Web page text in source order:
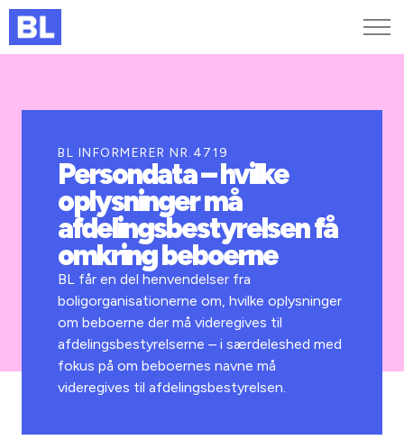
Kurser og arrangementer
Jobportalen
BL INFORMERER NR.4719
Persondata – hvilke
oplysninger må
afdelingsbestyrelsen få
omkring beboerne
BL får en del henvendelser fra
boligorganisationerne om, hvilke oplysninger
om beboerne der må videregives til
afdelingsbestyrelserne – i særdeleshed med
fokus på om beboernes navne må
videregives til afdelingsbestyrelsen.